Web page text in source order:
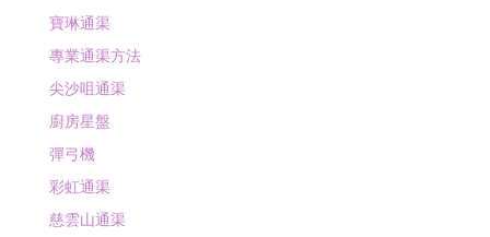
寶琳通渠
專業通渠方法
尖沙咀通渠
廚房星盤
彈弓機
彩虹通渠
慈雲山通渠